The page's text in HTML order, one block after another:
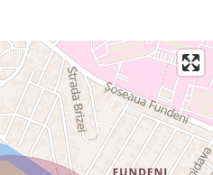
la pereti, tavane,
sanitara.